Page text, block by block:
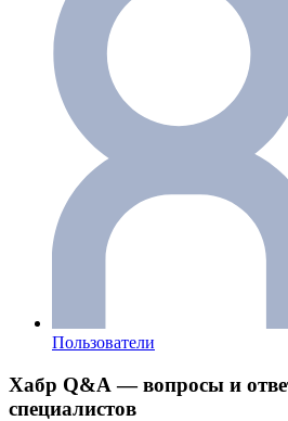
Пользователи
Хабр Q&A — вопросы и
специалистов